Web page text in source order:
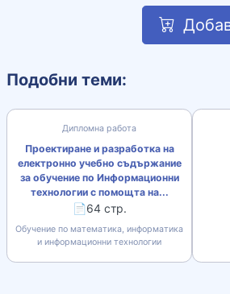
Подобни теми:
Дипломна работа
Проектиране и разработка на
електронно учебно съдържание
за обучение по Информационни
технологии с помощта на...
📄64 стр.
Обучение по математика, информатика
и информационни технологии